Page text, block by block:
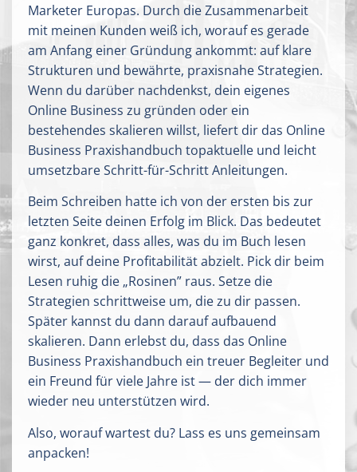
Marketer Europas. Durch die Zusammenarbeit
mit meinen Kunden weiß ich, worauf es gerade
am Anfang einer Gründung ankommt: auf klare
Strukturen und bewährte, praxisnahe Strategien.
Wenn du darüber nachdenkst, dein eigenes
Online Business zu gründen oder ein
bestehendes skalieren willst, liefert dir das Online
Business Praxishandbuch topaktuelle und leicht
umsetzbare Schritt-für-Schritt Anleitungen.
Beim Schreiben hatte ich von der ersten bis zur
letzten Seite deinen Erfolg im Blick. Das bedeutet
ganz konkret, dass alles, was du im Buch lesen
wirst, auf deine Profitabilität abzielt. Pick dir beim
Lesen ruhig die „Rosinen” raus. Setze die
Strategien schrittweise um, die zu dir passen.
Später kannst du dann darauf aufbauend
skalieren. Dann erlebst du, dass das Online
Business Praxishandbuch ein treuer Begleiter und
ein Freund für viele Jahre ist — der dich immer
wieder neu unterstützen wird.
Also, worauf wartest du? Lass es uns gemeinsam
anpacken!